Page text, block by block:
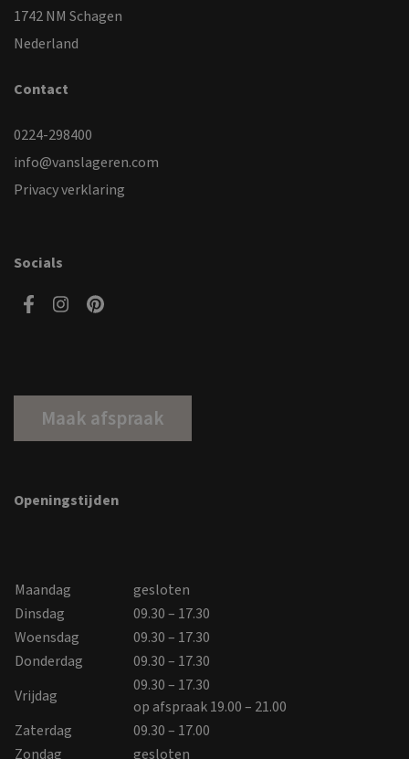
1742 NM Schagen
Nederland
Contact
0224-298400
info@vanslageren.com
Privacy verklaring
Socials
Maak afspraak
Openingstijden
Maandag
gesloten
Dinsdag
09.30 – 17.30
Woensdag
09.30 – 17.30
Donderdag
09.30 – 17.30
Vrijdag
09.30 – 17.30
op afspraak 19.00 – 21.00
Zaterdag
09.30 – 17.00
Zondag
gesloten